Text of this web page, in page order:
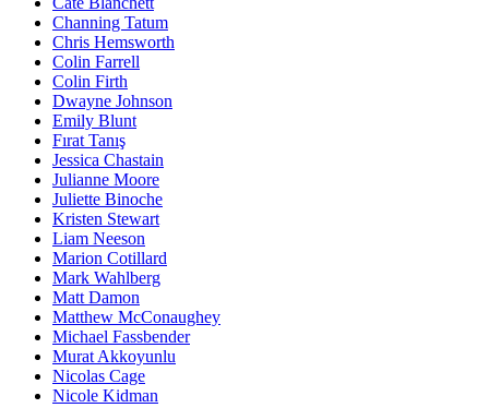
Channing Tatum
Chris Hemsworth
Colin Farrell
Colin Firth
Dwayne Johnson
Emily Blunt
Fırat Tanış
Jessica Chastain
Julianne Moore
Juliette Binoche
Kristen Stewart
Liam Neeson
Marion Cotillard
Mark Wahlberg
Matt Damon
Matthew McConaughey
Michael Fassbender
Murat Akkoyunlu
Nicolas Cage
Nicole Kidman